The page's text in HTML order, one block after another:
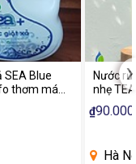
SEA Blue
thơm mát
Nước
nhẹ
₫90.000
Hà
›